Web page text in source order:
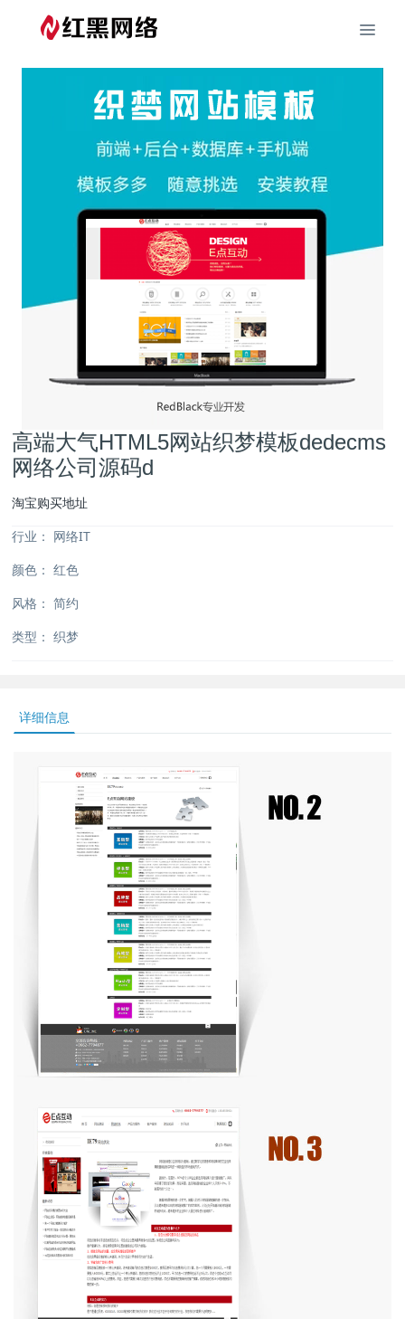
高端大气HTML5网站织梦模板dedecms
网络公司源码d
淘宝购买地址
行业： 网络IT
颜色： 红色
风格： 简约
类型： 织梦
详细信息